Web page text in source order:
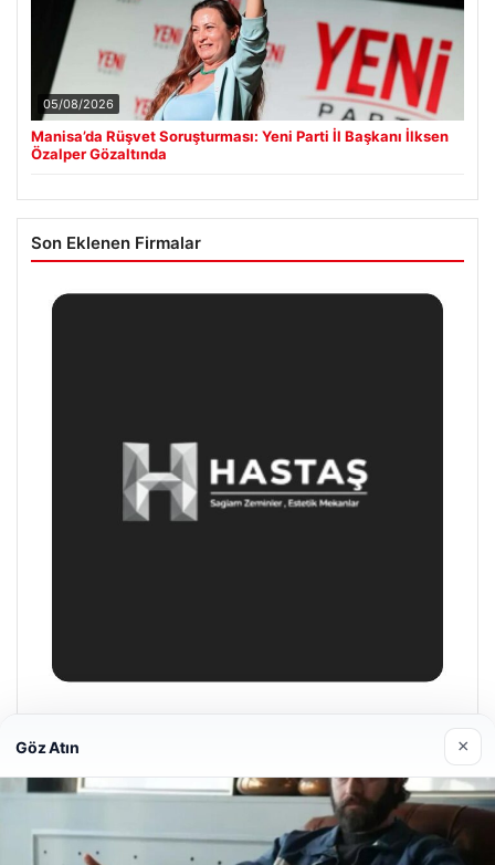
05/08/2026
Manisa’da Rüşvet Soruşturması: Yeni Parti İl Başkanı İlksen
Özalper Gözaltında
Son Eklenen Firmalar
29/04/2026
Göz Atın ×